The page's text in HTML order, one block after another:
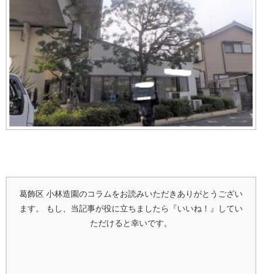
葛飾区 小林造園のコラムをお読みいただきありがとうござい
ます。
もし、当記事が役に立ちましたら『いいね！』してい
ただけると幸いです。